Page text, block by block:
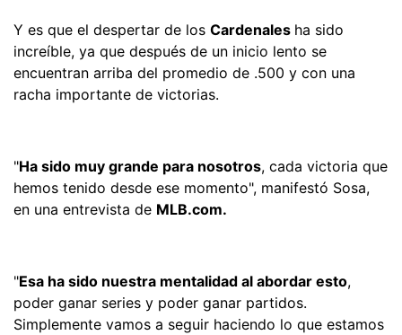
Y es que el despertar de los Cardenales ha sido
increíble, ya que después de un inicio lento se
encuentran arriba del promedio de .500 y con una
racha importante de victorias.
"Ha sido muy grande para nosotros, cada victoria que
hemos tenido desde ese momento", manifestó Sosa,
en una entrevista de MLB.com.
"Esa ha sido nuestra mentalidad al abordar esto,
poder ganar series y poder ganar partidos.
Simplemente vamos a seguir haciendo lo que estamos